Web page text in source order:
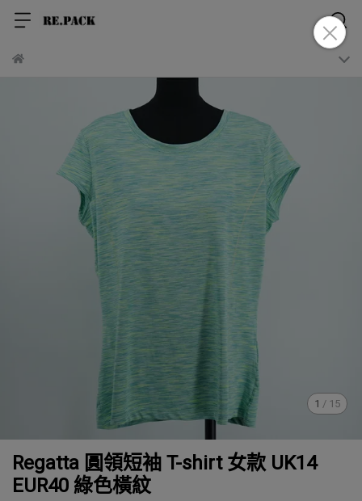
1 / 15
Regatta 圓領短袖 T-shirt 女款 UK14
EUR40 綠色橫紋